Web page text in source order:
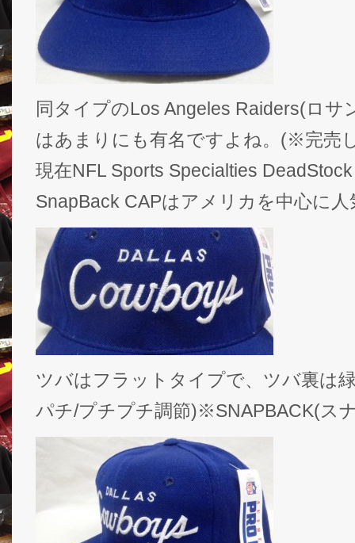
同タイプのLos Angeles Raiders(ロサ
はあまりにも有名ですよね。(※完売
現在NFL Sports Specialties
SnapBack CAPはアメリカを中心に
ツバはフラットタイプで、ツバ裏は
パチ/プチプチ調節)※SNAPBACK(ス